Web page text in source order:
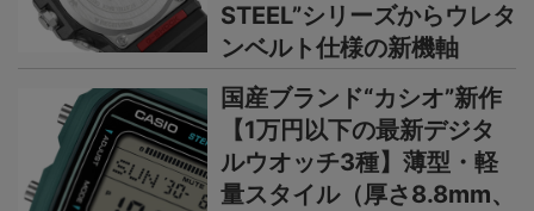
STEEL”シリーズからウレタ
ンベルト仕様の新機軸
国産ブランド“カシオ”新作
【1万円以下の最新デジタ
ルウオッチ3種】薄型・軽
量スタイル（厚さ8.8mm、